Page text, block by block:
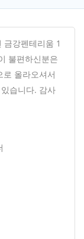
강펜테리움 1
불편하신분은
올라오셔서
습니다. 감사